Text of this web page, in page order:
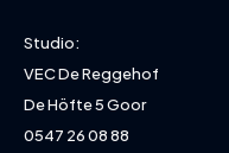
Studio:
VEC De Reggehof
De Höfte 5 Goor
0547 26 08 88